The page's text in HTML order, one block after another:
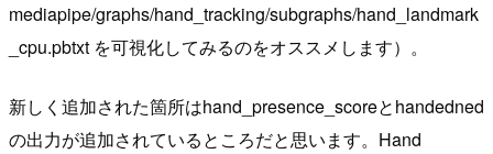
mediapipe/graphs/hand_tracking/subgraphs/hand_landmark
_cpu.pbtxt を可視化してみるのをオススメします）。
新しく追加された箇所はhand_presence_scoreとhandedned
の出力が追加されているところだと思います。Hand